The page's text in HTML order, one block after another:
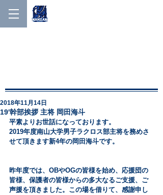
19'幹部挨拶 主将 岡田海斗
2018年11月14日
平素よりお世話になっております。
2019年度南山大学男子ラクロス部主将を務めさ
せて頂きます新4年の岡田海斗です。
昨年度では、OBやOGの皆様を始め、応援団の
皆様、保護者の皆様からの多大なるご支援、ご
声援を頂きました。この場を借りて、感謝申し